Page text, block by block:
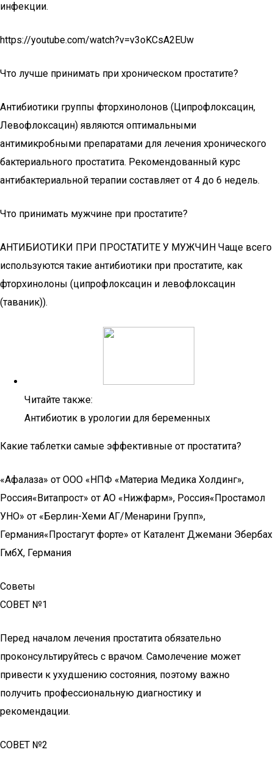
инфекции.
https://youtube.com/watch?v=v3oKCsA2EUw
Что лучше принимать при хроническом простатите?
Антибиотики группы фторхинолонов (Ципрофлоксацин,
Левофлоксацин) являются оптимальными
антимикробными препаратами для лечения хронического
бактериального простатита. Рекомендованный курс
антибактериальной терапии составляет от 4 до 6 недель.
Что принимать мужчине при простатите?
АНТИБИОТИКИ ПРИ ПРОСТАТИТЕ У МУЖЧИН Чаще всего
используются такие антибиотики при простатите, как
фторхинолоны (ципрофлоксацин и левофлоксацин
(таваник)).
Читайте также:
Антибиотик в урологии для беременных
Какие таблетки самые эффективные от простатита?
«Афалаза» от ООО «НПФ «Материа Медика Холдинг»,
Россия«Витапрост» от АО «Нижфарм», Россия«Простамол
УНО» от «Берлин-Хеми АГ/Менарини Групп»,
Германия«Простагут форте» от Каталент Джемани Эбербах
ГмбХ, Германия
Советы
СОВЕТ №1
Перед началом лечения простатита обязательно
проконсультируйтесь с врачом. Самолечение может
привести к ухудшению состояния, поэтому важно
получить профессиональную диагностику и
рекомендации.
СОВЕТ №2